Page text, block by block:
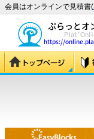
会員はオンラインで見積書(